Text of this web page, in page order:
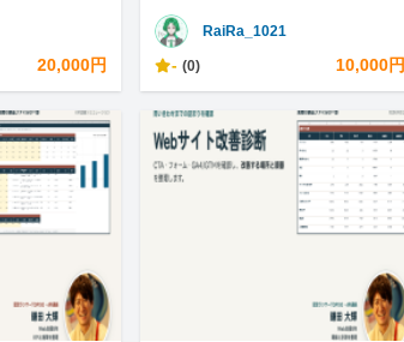
20,000円
RaiRa_1021
- (0) 10,000円